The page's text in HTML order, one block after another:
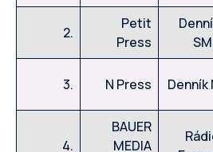
2.
Petit
Press
3. N Press Denník
4.
BAUER
MEDIA